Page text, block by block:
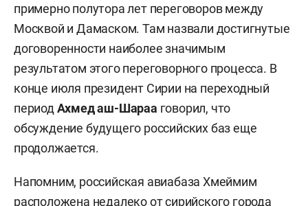
примерно полутора лет переговоров между
Москвой и Дамаском. Там назвали достигнутые
договоренности наиболее значимым
результатом этого переговорного процесса. В
конце июля президент Сирии на переходный
периодАхмед аш-Шараа говорил, что
обсуждение будущего российских баз еще
продолжается.
Напомним, российская авиабаза Хмеймим
расположена недалеко от сирийского города